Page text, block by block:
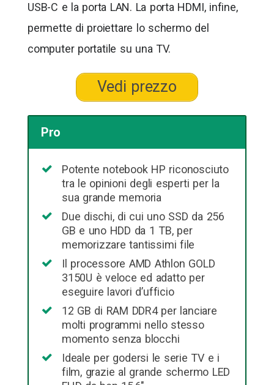
USB-C e la porta LAN. La porta HDMI, infine,
permette di proiettare lo schermo del
computer portatile su una TV.
Vedi prezzo
Pro
Potente notebook HP riconosciuto
tra le opinioni degli esperti per la
sua grande memoria
Due dischi, di cui uno SSD da 256
GB e uno HDD da 1 TB, per
memorizzare tantissimi file
Il processore AMD Athlon GOLD
3150U è veloce ed adatto per
eseguire lavori d’ufficio
12 GB di RAM DDR4 per lanciare
molti programmi nello stesso
momento senza blocchi
Ideale per godersi le serie TV e i
film, grazie al grande schermo LED